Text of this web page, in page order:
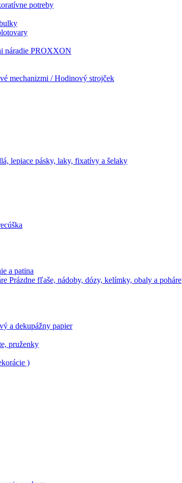
potreby
náradie PROXXON
mechanizmi / Hodinový strojček
lepiace pásky, laky, fixatívy a šelaky
a patina
Prázdne fľaše, nádoby, dózy, kelímky, obaly a poháre
a dekupážny papier
pruženky
)